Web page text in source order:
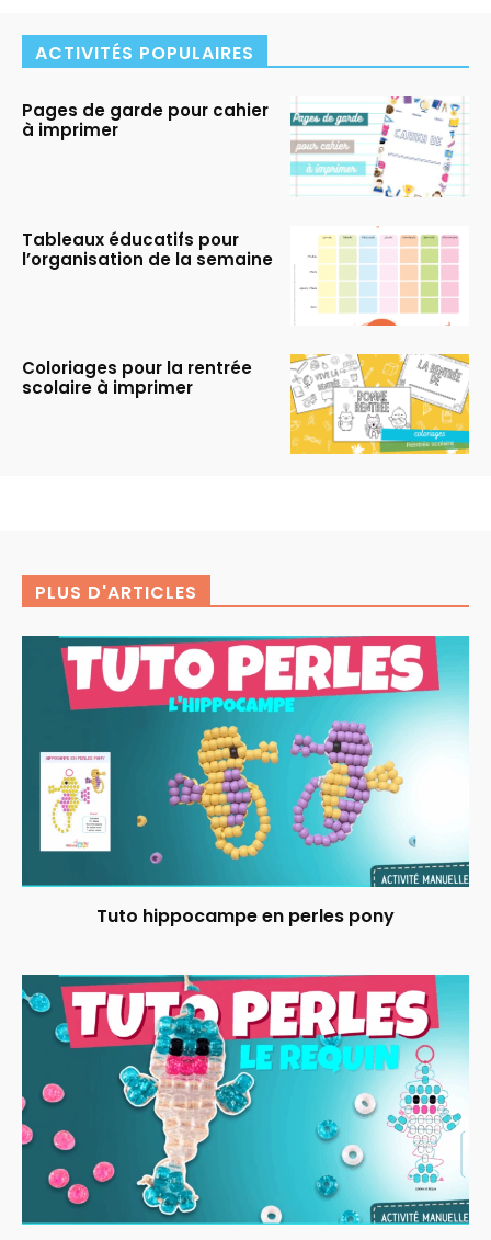
ACTIVITÉS POPULAIRES
Pages de garde pour cahier
à imprimer
Tableaux éducatifs pour
l’organisation de la semaine
Coloriages pour la rentrée
scolaire à imprimer
PLUS D'ARTICLES
Tuto hippocampe en perles pony